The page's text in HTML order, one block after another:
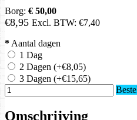
Borg: € 50,00
€8,95 Excl. BTW: €7,40
* Aantal dagen
1 Dag
2 Dagen (+€8,05)
3 Dagen (+€15,65)
Omschrijving